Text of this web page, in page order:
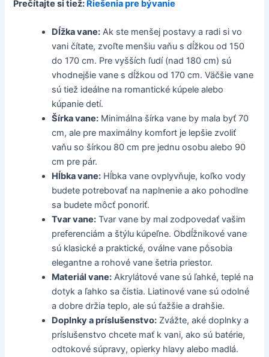
Prečítajte si tiež: Riešenia pre bývanie
Dĺžka vane: Ak ste menšej postavy a radi si vo
vani čítate, zvoľte menšiu vaňu s dĺžkou od 150
do 170 cm. Pre vyšších ľudí (nad 180 cm) sú
vhodnejšie vane s dĺžkou od 170 cm. Väčšie vane
sú tiež ideálne na romantické kúpele alebo
kúpanie detí.
Šírka vane: Minimálna šírka vane by mala byť 70
cm, ale pre maximálny komfort je lepšie zvoliť
vaňu so šírkou 80 cm pre jednu osobu alebo 90
cm pre pár.
Hĺbka vane: Hĺbka vane ovplyvňuje, koľko vody
budete potrebovať na naplnenie a ako pohodlne
sa budete môcť ponoriť.
Tvar vane: Tvar vane by mal zodpovedať vašim
preferenciám a štýlu kúpeľne. Obdĺžnikové vane
sú klasické a praktické, oválne vane pôsobia
elegantne a rohové vane šetria priestor.
Materiál vane: Akrylátové vane sú ľahké, teplé na
dotyk a ľahko sa čistia. Liatinové vane sú odolné
a dobre držia teplo, ale sú ťažšie a drahšie.
Doplnky a príslušenstvo: Zvážte, aké doplnky a
príslušenstvo chcete mať k vani, ako sú batérie,
odtokové súpravy, opierky hlavy alebo madlá.